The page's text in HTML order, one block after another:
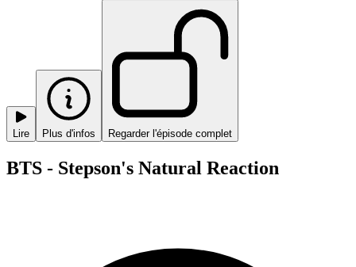
Lire Plus d'infos Regarder l'épisode complet
BTS - Stepson's Natural Reaction